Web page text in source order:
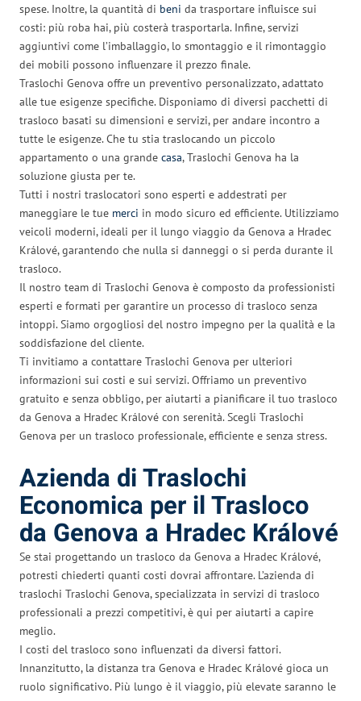
spese. Inoltre, la quantità di beni da trasportare influisce sui
costi: più roba hai, più costerà trasportarla. Infine, servizi
aggiuntivi come l’imballaggio, lo smontaggio e il rimontaggio
dei mobili possono influenzare il prezzo finale.
Traslochi Genova offre un preventivo personalizzato, adattato
alle tue esigenze specifiche. Disponiamo di diversi pacchetti di
trasloco basati su dimensioni e servizi, per andare incontro a
tutte le esigenze. Che tu stia traslocando un piccolo
appartamento o una grande casa, Traslochi Genova ha la
soluzione giusta per te.
Tutti i nostri traslocatori sono esperti e addestrati per
maneggiare le tue merci in modo sicuro ed efficiente. Utilizziamo
veicoli moderni, ideali per il lungo viaggio da Genova a Hradec
Králové, garantendo che nulla si danneggi o si perda durante il
trasloco.
Il nostro team di Traslochi Genova è composto da professionisti
esperti e formati per garantire un processo di trasloco senza
intoppi. Siamo orgogliosi del nostro impegno per la qualità e la
soddisfazione del cliente.
Ti invitiamo a contattare Traslochi Genova per ulteriori
informazioni sui costi e sui servizi. Offriamo un preventivo
gratuito e senza obbligo, per aiutarti a pianificare il tuo trasloco
da Genova a Hradec Králové con serenità. Scegli Traslochi
Genova per un trasloco professionale, efficiente e senza stress.
Azienda di Traslochi
Economica per il Trasloco
da Genova a Hradec Králové
Se stai progettando un trasloco da Genova a Hradec Králové,
potresti chiederti quanti costi dovrai affrontare. L’azienda di
traslochi Traslochi Genova, specializzata in servizi di trasloco
professionali a prezzi competitivi, è qui per aiutarti a capire
meglio.
I costi del trasloco sono influenzati da diversi fattori.
Innanzitutto, la distanza tra Genova e Hradec Králové gioca un
ruolo significativo. Più lungo è il viaggio, più elevate saranno le